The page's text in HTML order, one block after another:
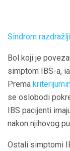
Sindrom
Bol koji je
simptom IBS-a,
Prema
se oslobodi
IBS pacijenti
nakon njihovog
Ostali simptomi